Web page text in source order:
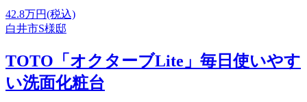
42.8万円(税込)
白井市S様邸
TOTO「オクターブLite」毎日使いやす
い洗面化粧台